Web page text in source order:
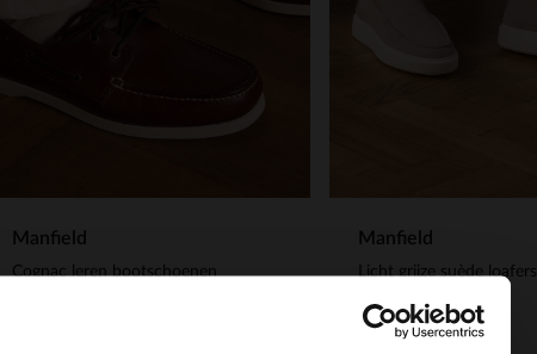
Manfield
Cognac leren bootschoenen
Manfield
Licht grijze suède loafers
129.99